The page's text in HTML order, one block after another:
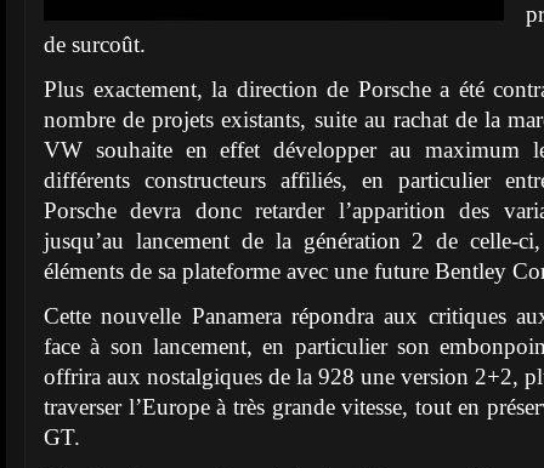
de surcoût.
Plus exactement, la direction de Porsche a été
nombre de projets existants, suite au rachat de la
VW souhaite en effet développer au maximum
différents constructeurs affiliés, en particulier
Porsche devra donc retarder l’apparition des
jusqu’au lancement de la génération 2 de celle-
éléments de sa plateforme avec une future Bentley
Cette nouvelle Panamera répondra aux critiques
face à son lancement, en particulier son
offrira aux nostalgiques de la 928 une version 2+2,
traverser l’Europe à très grande vitesse, tout en
GT.